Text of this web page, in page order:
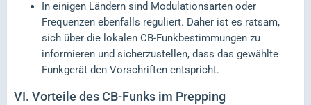
In einigen Ländern sind Modulationsarten oder
Frequenzen ebenfalls reguliert. Daher ist es ratsam,
sich über die lokalen CB-Funkbestimmungen zu
informieren und sicherzustellen, dass das gewählte
Funkgerät den Vorschriften entspricht.
VI. Vorteile des CB-Funks im Prepping